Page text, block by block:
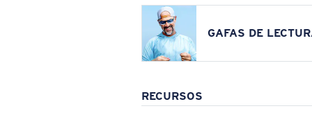
GAFAS DE
RECURSOS